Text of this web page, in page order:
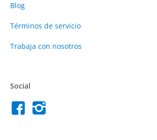
Blog
Términos de servicio
Trabaja con nosotros
Social